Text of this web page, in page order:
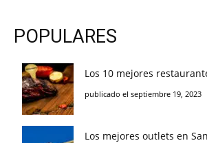
POPULARES
Los 10 mejores
publicado el septiembre 19, 2023
Los mejores outlets en